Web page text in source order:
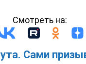
Смотреть на:
Сами